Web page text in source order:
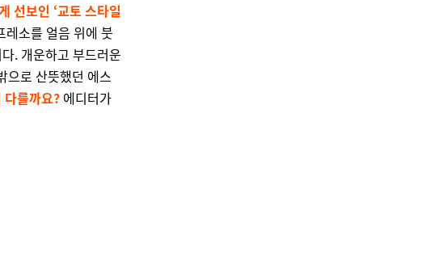
선보인 ‘교토 스타일
레소를 얼음 위에 붓
. 개운하고 부드러운
으로 산뜻했던 에스
다를까요? 에디터가